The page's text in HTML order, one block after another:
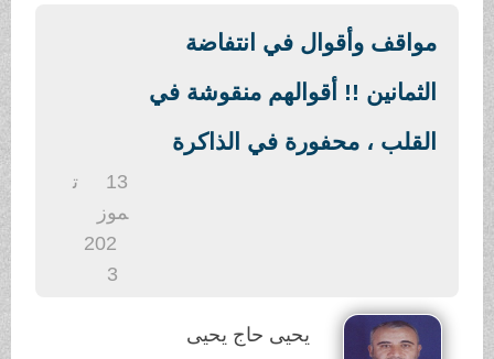
مواقف وأقوال في انتفاضة
الثمانين !! أقوالهم منقوشة في
القلب ، محفورة في الذاكرة
موز
202
يحيى حاج يحيى